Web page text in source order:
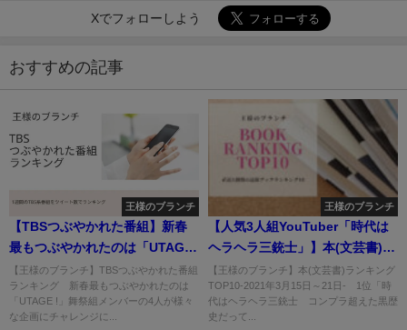
Xでフォローしよう
おすすめの記事
王様のブランチ
【TBSつぶやかれた番組】新春
最もつぶやかれたのは「UTAGE
!」
【王様のブランチ】TBSつぶやかれた番組
ランキング 新春最もつぶやかれたのは
「UTAGE !」舞祭組メンバーの4人が様々
な企画にチャレンジに...
王様のブランチ
【人気3人組YouTuber「時代は
ヘラヘラ三銃士」】本(文芸書)総
合ランキングTOP10 -王様のブ
ランチ-
【王様のブランチ】本(文芸書)ランキング
TOP10-2021年3月15日～21日- 1位「時
代はヘラヘラ三銃士 コンプラ超えた黒歴
史だって...